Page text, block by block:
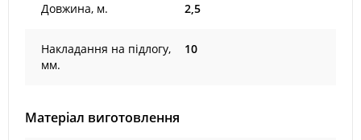
Довжина, м. 2,5
Накладання на підлогу,
мм.
10
Матеріал виготовлення